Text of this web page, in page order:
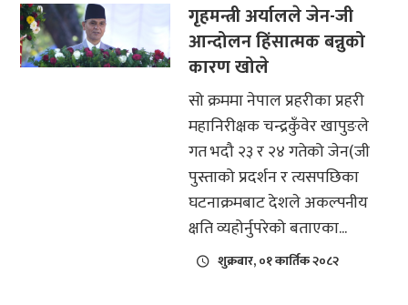
गृहमन्त्री अर्यालले जेन-जी
आन्दोलन हिंसात्मक बन्नुको
कारण खोले
सो क्रममा नेपाल प्रहरीका प्रहरी
महानिरीक्षक चन्द्रकुँवेर खापुङले
गत भदौ २३ र २४ गतेको जेन(जी
पुस्ताको प्रदर्शन र त्यसपछिका
घटनाक्रमबाट देशले अकल्पनीय
क्षति व्यहोर्नुपरेको बताएका...
शुक्रबार, ०१ कार्तिक २०८२